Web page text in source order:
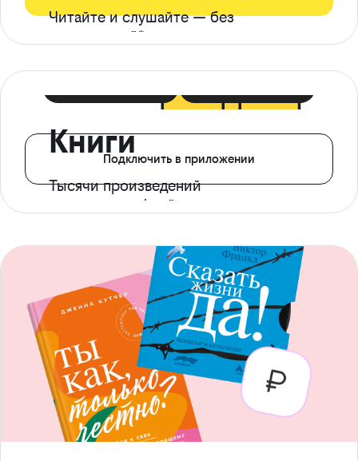
Читайте и слушайте — без
ограничений*
Книги
Тысячи произведений
с доступом офлайн
Подключить в приложении